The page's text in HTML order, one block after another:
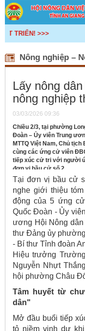
>>>
Nông nghiệp –
Lấy nông
nông nghiệp
03/03/2026 09:36
Chiều 2/3, tại phường
Đoàn – Ủy viên Trung
MTTQ Việt Nam, Chủ
cùng các ứng cử viên
tiếp xúc cử tri với người
đơn vị bầu cử số 2.
Tại đơn vị bầu cử
nghe giới thiệu
động của 5 ứng
Quốc Đoàn - Ủy
ương Hội Nông
thư Đảng ủy
- Bí thư Tỉnh đoàn
Hiệu trưởng
Nguyễn Nhựt
hội phường Châu
Tâm huyết từ
dân"
Mở đầu buổi tiếp
tỏ niềm vinh dự